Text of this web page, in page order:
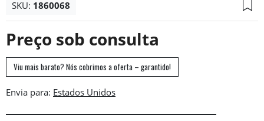
SKU: 1860068
Preço sob consulta
Viu mais barato? Nós cobrimos a oferta – garantido!
Envia para: